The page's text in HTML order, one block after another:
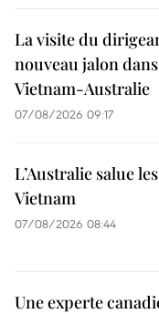
La visite du
nouveau jalon
Vietnam-Australie
07/08/2026 09:17
L’Australie salue
Vietnam
07/08/2026 08:44
Une experte